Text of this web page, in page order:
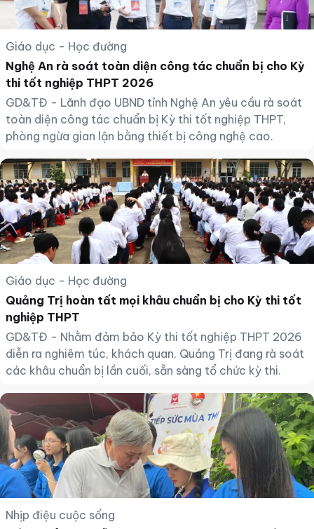
Giáo dục - Học đường
Nghệ An rà soát toàn diện công tác chuẩn bị cho Kỳ
thi tốt nghiệp THPT 2026
GD&TĐ - Lãnh đạo UBND tỉnh Nghệ An yêu cầu rà soát
toàn diện công tác chuẩn bị Kỳ thi tốt nghiệp THPT,
phòng ngừa gian lận bằng thiết bị công nghệ cao.
Giáo dục - Học đường
Quảng Trị hoàn tất mọi khâu chuẩn bị cho Kỳ thi tốt
nghiệp THPT
GD&TĐ - Nhằm đảm bảo Kỳ thi tốt nghiệp THPT 2026
diễn ra nghiêm túc, khách quan, Quảng Trị đang rà soát
các khâu chuẩn bị lần cuối, sẵn sàng tổ chức kỳ thi.
Nhịp điệu cuộc sống